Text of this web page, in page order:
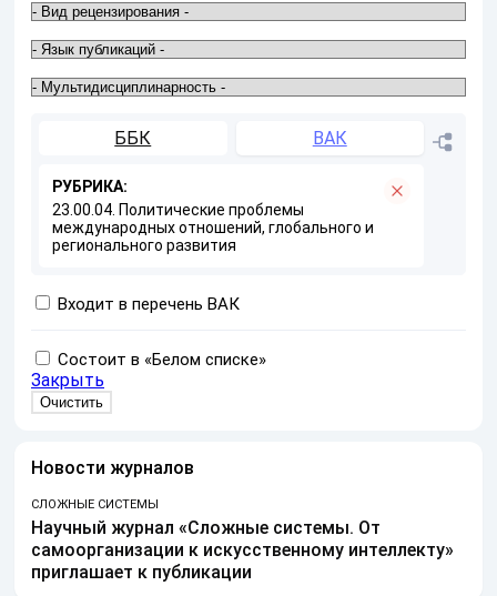
ББК ВАК
РУБРИКА:
23.00.04. Политические проблемы
международных отношений, глобального и
регионального развития
Входит в перечень ВАК
Состоит в «Белом списке»
Закрыть
Новости журналов
СЛОЖНЫЕ СИСТЕМЫ
Научный журнал «Сложные системы. От
самоорганизации к искусственному интеллекту»
приглашает к публикации